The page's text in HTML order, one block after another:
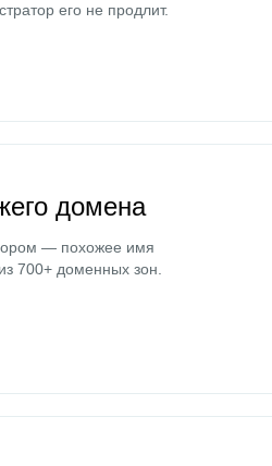
его не продлит.
домена
— похожее имя
700+ доменных зон.